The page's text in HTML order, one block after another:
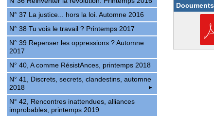
Documents
N° 37 La justice... hors la loi. Automne 2016
N° 38 Tu vois le travail ? Printemps 2017
N° 39 Repenser les oppressions ? Automne
2017
N° 40, A comme RésistAnces, printemps 2018
N° 41, Discrets, secrets, clandestins, automne
2018
N° 42, Rencontres inattendues, alliances
improbables, printemps 2019